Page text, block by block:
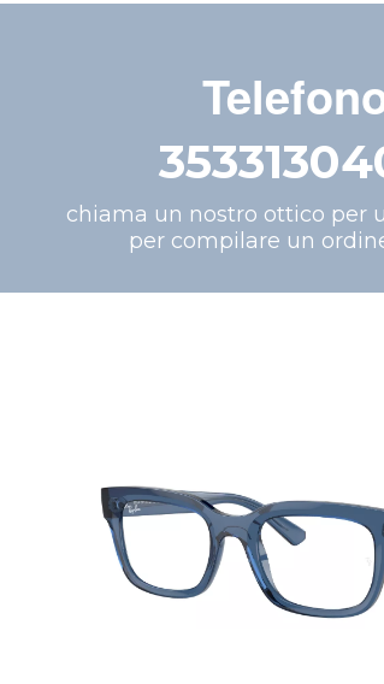
chiama un nostro ottico per
per compilare un